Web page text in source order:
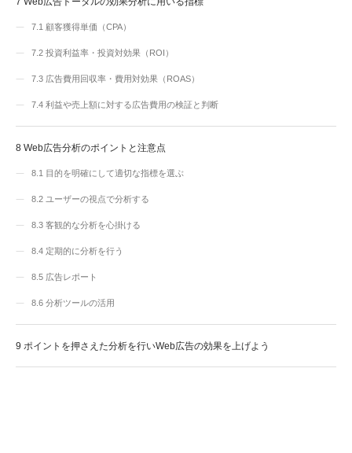
7.1 顧客獲得単価（CPA）
7.2 投資利益率・投資対効果（ROI）
7.3 広告費用回収率・費用対効果（ROAS）
7.4 利益や売上額に対する広告費用の検証と判断
8 Web広告分析のポイントと注意点
8.1 目的を明確にして適切な指標を選ぶ
8.2 ユーザーの視点で分析する
8.3 客観的な分析を心掛ける
8.4 定期的に分析を行う
8.5 広告レポート
8.6 分析ツールの活用
9 ポイントを押さえた分析を行いWeb広告の効果を上げよう